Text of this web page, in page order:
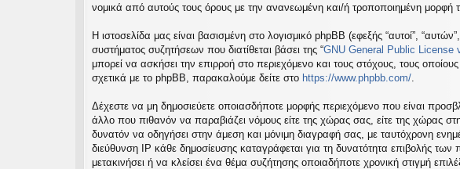
νομικά από αυτούς τους όρους με την ανανεωμένη και/ή τροποποιημένη μορφή
Η ιστοσελίδα μας είναι βασισμένη στο λογισμικό phpBB (εφεξής “αυτοί”,
συστήματος συζητήσεων που διατίθεται βάσει της “GNU General Public License
μπορεί να ασκήσει την επιρροή στο περιεχόμενο και τους στόχους, τους
σχετικά με το phpBB, παρακαλούμε δείτε στο https://www.phpbb.com/
Δέχεστε να μη δημοσιεύετε οποιασδήποτε μορφής περιεχόμενο που είναι
άλλο που πιθανόν να παραβιάζει νόμους είτε της χώρας σας, είτε της χώρας
δυνατόν να οδηγήσει στην άμεση και μόνιμη διαγραφή σας, με ταυτόχρονη
διεύθυνση IP κάθε δημοσίευσης καταγράφεται για τη δυνατότητα επιβολής
μετακινήσει ή να κλείσει ένα θέμα συζήτησης οποιαδήποτε χρονική στιγμή